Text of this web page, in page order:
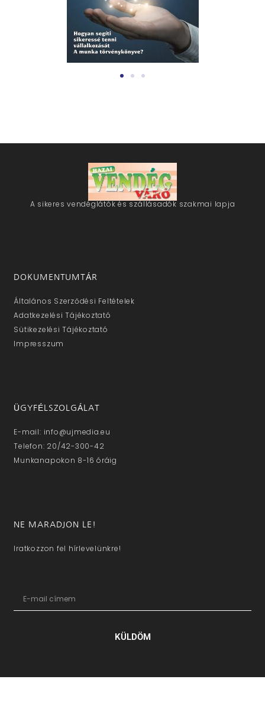
A sikeres vendéglátók és szállásadók szakmai lapja
DOKUMENTUMTÁR
Általános Szerződési Feltételek
Adatkezelési Tájékoztató
Sütikezelési Tájékoztató
Impresszum
ÜGYFÉLSZOLGÁLAT
E-mail: info@ujmedia.eu
Telefon: 20/42-300-42
Munkanapokon 8-16 óráig
NE MARADJON LE!
Iratkozzon fel hírlevelünkre!
KÜLDÖM